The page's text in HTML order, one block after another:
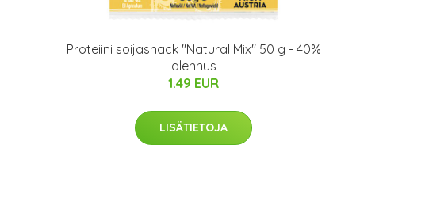
Proteiini soijasnack "Natural Mix" 50 g - 40%
alennus
1.49 EUR
LISÄTIETOJA